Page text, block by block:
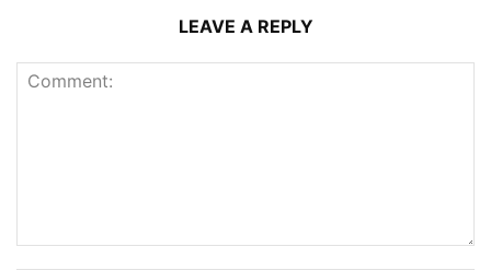
LEAVE A REPLY